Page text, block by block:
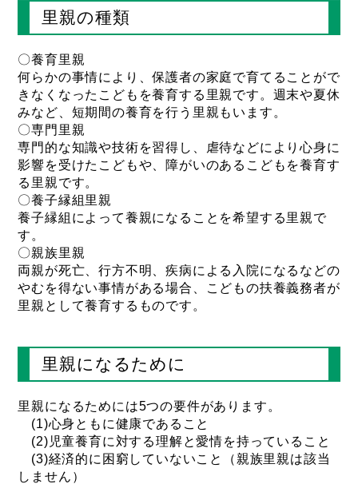
里親の種類
〇養育里親
何らかの事情により、保護者の家庭で育てることがで
きなくなったこどもを養育する里親です。週末や夏休
みなど、短期間の養育を行う里親もいます。
〇専門里親
専門的な知識や技術を習得し、虐待などにより心身に
影響を受けたこどもや、障がいのあるこどもを養育す
る里親です。
〇養子縁組里親
養子縁組によって養親になることを希望する里親で
す。
〇親族里親
両親が死亡、行方不明、疾病による入院になるなどの
やむを得ない事情がある場合、こどもの扶養義務者が
里親として養育するものです。
里親になるために
里親になるためには5つの要件があります。
(1)心身ともに健康であること
(2)児童養育に対する理解と愛情を持っていること
(3)経済的に困窮していないこと（親族里親は該当
しません）